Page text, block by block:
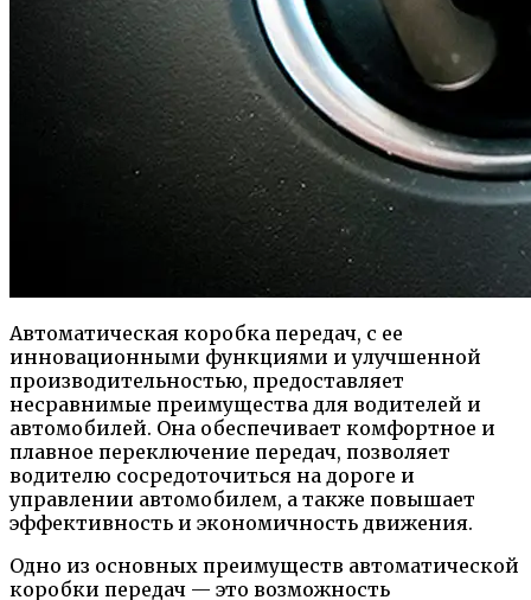
Автоматическая коробка передач, с ее
инновационными функциями и улучшенной
производительностью, предоставляет
несравнимые преимущества для водителей и
автомобилей. Она обеспечивает комфортное и
плавное переключение передач, позволяет
водителю сосредоточиться на дороге и
управлении автомобилем, а также повышает
эффективность и экономичность движения.
Одно из основных преимуществ автоматической
коробки передач — это возможность